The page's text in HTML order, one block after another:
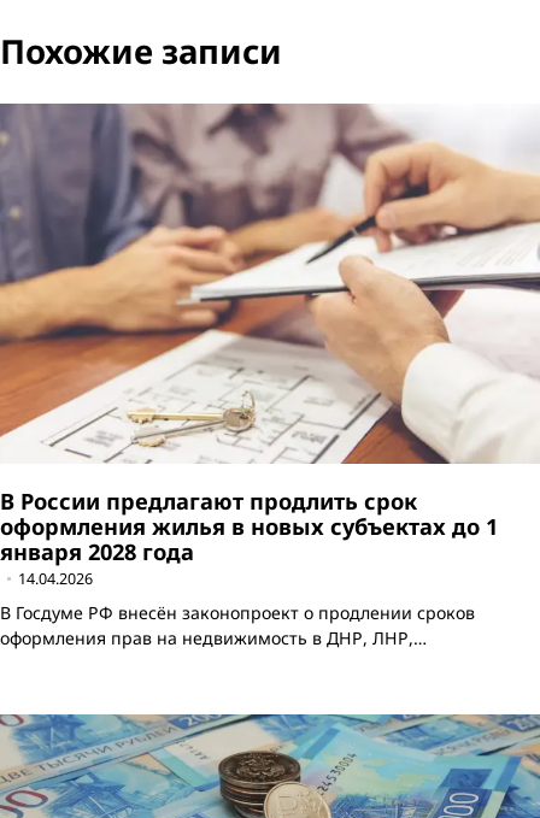
Похожие записи
В России предлагают продлить срок
оформления жилья в новых субъектах до 1
января 2028 года
14.04.2026
В Госдуме РФ внесён законопроект о продлении сроков
оформления прав на недвижимость в ДНР, ЛНР,…